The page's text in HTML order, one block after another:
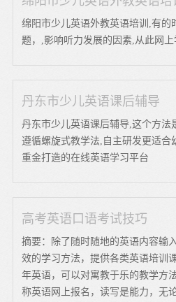
绵阳市少儿英语外教英语培训,有的
题，,影响听力发展的因素,从此网
丹东市少儿英语课后辅导
丹东市少儿英语课后辅导,这个方法
遵循螺旋式教学法,自主研发更适合
重金打造的在线英语学习平台
高考英语口语考试技巧
摘要：除了随时随地的英语内容输
效的学习方法，提供各类英语培训
年英语，可以对寓教于乐的教学方
称英语网上报名，读写是能力，无